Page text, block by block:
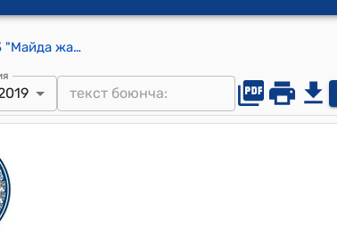
Төрт-Көл айылдык кеңешинин 2019-жылдын 26 январындагы №27/3 "Майда жандыктар үчүн мончо курууга жер участогун берүү жөнүндө"токтому